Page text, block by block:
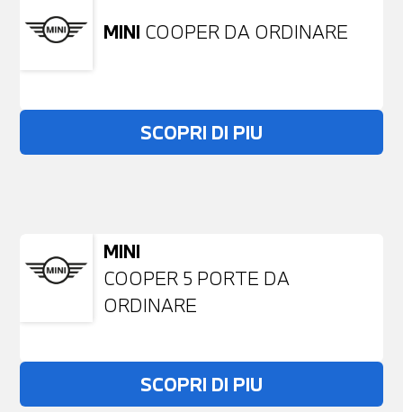
MINI COOPER DA ORDINARE
SCOPRI DI PIU
Non stai trovando ciò che cerchi?
MINI
COOPER 5 PORTE DA
ORDINARE
SCOPRI DI PIU